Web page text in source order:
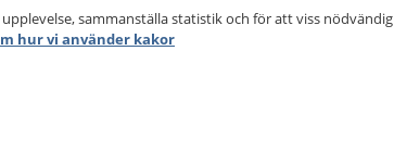
sammanställa statistik och för att viss nödvändig
hur vi använder kakor